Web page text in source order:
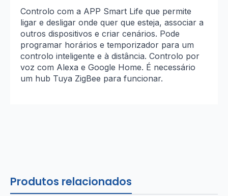
Controlo com a APP Smart Life que permite
ligar e desligar onde quer que esteja, associar a
outros dispositivos e criar cenários. Pode
programar horários e temporizador para um
controlo inteligente e à distância. Controlo por
voz com Alexa e Google Home. É necessário
um hub Tuya ZigBee para funcionar.
Produtos relacionados